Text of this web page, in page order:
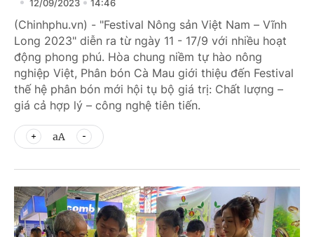
12/09/2023 14:46
(Chinhphu.vn) - "Festival Nông sản Việt Nam – Vĩnh
Long 2023" diễn ra từ ngày 11 - 17/9 với nhiều hoạt
động phong phú. Hòa chung niềm tự hào nông
nghiệp Việt, Phân bón Cà Mau giới thiệu đến Festival
thế hệ phân bón mới hội tụ bộ giá trị: Chất lượng –
giá cả hợp lý – công nghệ tiên tiến.
aA